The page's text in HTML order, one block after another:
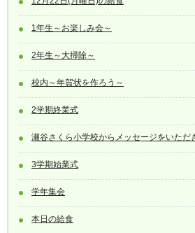
1年生～お楽しみ会～
2年生～大掃除～
校内～年賀状を作ろう～
2学期終業式
瀬谷さくら小学校からメッセージをいただ
3学期始業式
学年集会
本日の給食